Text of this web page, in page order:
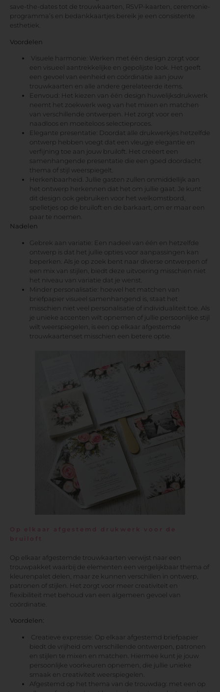
save-the-dates tot de trouwkaarten, RSVP-kaarten, ceremonie-
programma’s en bedankkaartjes bereik je een consistente
esthetiek.
Voordelen
Visuele harmonie: Werken met één design zorgt voor
een visueel aantrekkelijke en gepolijste look. Het geeft
een gevoel van eenheid en coördinatie aan jouw
trouwkaarten en alle andere gerelateerde items.
Eenvoud: Het kiezen van één design huwelijksdrukwerk
neemt het zoekwerk weg van het mixen en matchen
van verschillende ontwerpen. Het zorgt voor een
naadloos en moeiteloos selectieproces.
Elegante presentatie: Doordat alle drukwerkjes hetzelfde
ontwerp hebben voegt dat een vleugje elegantie en
verfijning toe aan jouw bruiloft. Het creëert een
samenhangende presentatie die een goed doordacht
thema of stijl weerspiegelt.
Herkenbaarheid. Jullie gasten zullen onmiddellijk aan
het ontwerp herkennen dat het om jullie gaat. Je kunt
dit design ook gebruiken voor het welkomstbord,
spelletjes op de bruiloft en de barkaart, om er maar een
paar te noemen.
Nadelen
Gebrek aan variatie: Een nadeel van één en hetzelfde
ontwerp is dat het jullie opties voor aanpassingen kan
beperken. Als je op zoek bent naar diverse ontwerpen of
een mix van stijlen, biedt deze uitvoering misschien niet
het niveau van variatie dat je wenst.
Minder personalisatie: hoewel het matchen van
briefpapier visueel samenhangend is, staat het
misschien niet veel personalisatie of individualiteit toe. Als
je unieke accenten wilt opnemen of jullie persoonlijke stijl
wilt weerspiegelen, is een op elkaar afgestemde
trouwkaartenset misschien een betere optie.
Op elkaar afgestemd drukwerk voor de
bruiloft
Op elkaar afgestemde trouwkaarten verwijst naar een
trouwpakket waarbij de elementen een vergelijkbaar thema of
kleurenpalet delen, maar ze kunnen verschillen in ontwerp,
patronen of stijlen. Het zorgt voor meer creativiteit en
flexibiliteit met behoud van een algemeen gevoel van
coördinatie.
Voordelen:
Creatieve expressie: Op elkaar afgestemd briefpapier
biedt de vrijheid om verschillende ontwerpen, patronen
en stijlen te mixen en matchen. Hiermee kunt je jouw
persoonlijke voorkeuren opnemen, die jullie unieke
smaak en creativiteit weerspiegelen.
Afgestemd op het thema van de trouwdag: met een op